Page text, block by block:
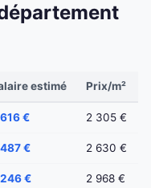
estimé Prix/m²
€ 2 305 €
€ 2 630 €
€ 2 968 €